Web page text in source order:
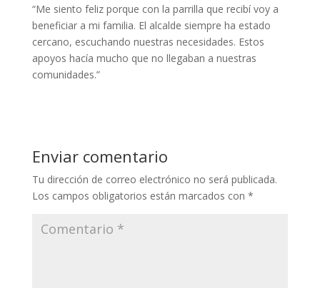
“Me siento feliz porque con la parrilla que recibí voy a
beneficiar a mi familia. El alcalde siempre ha estado
cercano, escuchando nuestras necesidades. Estos
apoyos hacía mucho que no llegaban a nuestras
comunidades.”
Enviar comentario
Tu dirección de correo electrónico no será publicada.
Los campos obligatorios están marcados con *